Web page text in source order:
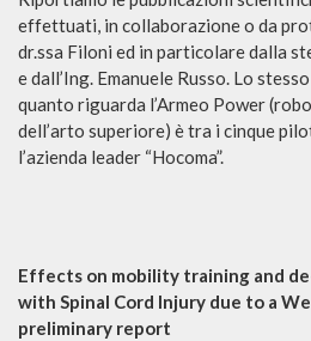
effettuati, in collaborazione o da
dr.ssa Filoni ed in particolare dalla
e dall’Ing. Emanuele Russo. Lo
quanto riguarda l’Armeo Power
dell’arto superiore) è tra i cinque
l’azienda leader “Hocoma”.
Effects on mobility training and
with Spinal Cord Injury due to a
preliminary report